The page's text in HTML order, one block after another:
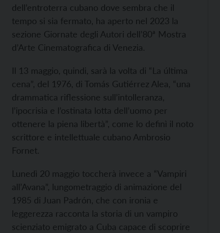
dell’entroterra cubano dove sembra che il
tempo si sia fermato, ha aperto nel 2023 la
sezione Giornate degli Autori dell’80ª Mostra
d’Arte Cinematografica di Venezia.
Il 13 maggio, quindi, sarà la volta di “La última
cena”, del 1976, di Tomás Gutiérrez Alea, “una
drammatica riflessione sull’intolleranza,
l’ipocrisia e l’ostinata lotta dell’uomo per
ottenere la piena libertà”, come lo definì il noto
scrittore e intellettuale cubano Ambrosio
Fornet.
Lunedì 20 maggio toccherà invece a “Vampiri
all’Avana”, lungometraggio di animazione del
1985 di Juan Padrón, che con ironia e
leggerezza racconta la storia di un vampiro
scienziato emigrato a Cuba capace di scoprire